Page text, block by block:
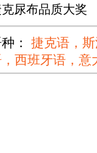
尿布品质大奖
： 捷克语，
西班牙语，意